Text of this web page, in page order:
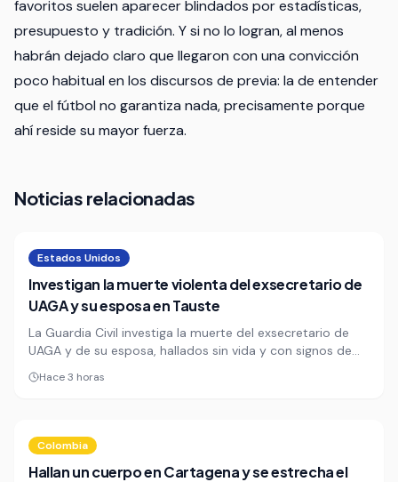
favoritos suelen aparecer blindados por estadísticas,
presupuesto y tradición. Y si no lo logran, al menos
habrán dejado claro que llegaron con una convicción
poco habitual en los discursos de previa: la de entender
que el fútbol no garantiza nada, precisamente porque
ahí reside su mayor fuerza.
Noticias relacionadas
Estados Unidos
Investigan la muerte violenta del exsecretario de
UAGA y su esposa en Tauste
La Guardia Civil investiga la muerte del exsecretario de
UAGA y de su esposa, hallados sin vida y con signos de
violencia en su vivienda de Tauste, Zaragoza. El hallazgo lo
hicieron familiares de la mujer a primera hora de la noche
Hace 3 horas
Colombia
Hallan un cuerpo en Cartagena y se estrecha el